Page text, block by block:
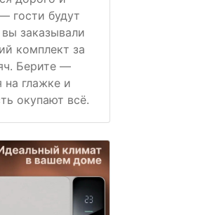
гости будут
заказывали
комплект за
Берите —
на глажке и
окупают всё.